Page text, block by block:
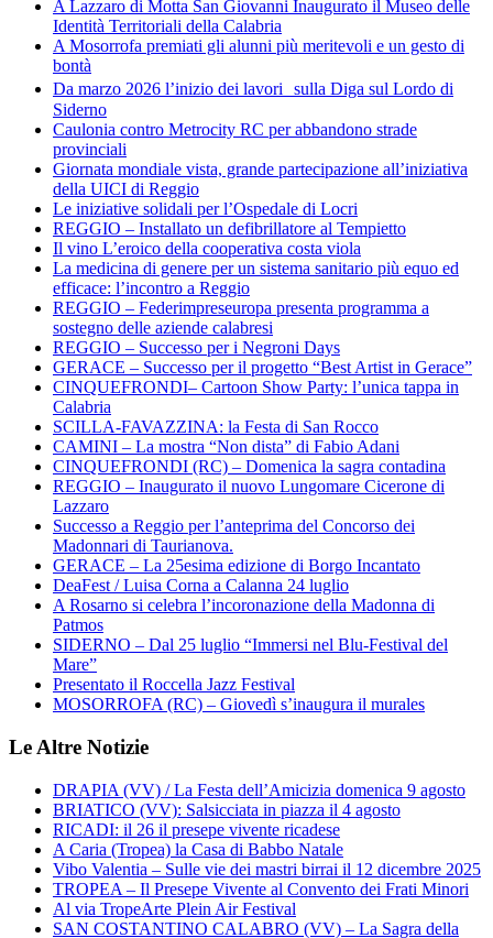
A Lazzaro di Motta San Giovanni Inaugurato il Museo delle
Identità Territoriali della Calabria
A Mosorrofa premiati gli alunni più meritevoli e un gesto di
bontà
Da marzo 2026 l’inizio dei lavori sulla Diga sul Lordo di
Siderno
Caulonia contro Metrocity RC per abbandono strade
provinciali
Giornata mondiale vista, grande partecipazione all’iniziativa
della UICI di Reggio
Le iniziative solidali per l’Ospedale di Locri
REGGIO – Installato un defibrillatore al Tempietto
Il vino L’eroico della cooperativa costa viola
La medicina di genere per un sistema sanitario più equo ed
efficace: l’incontro a Reggio
REGGIO – Federimpreseuropa presenta programma a
sostegno delle aziende calabresi
REGGIO – Successo per i Negroni Days
GERACE – Successo per il progetto “Best Artist in Gerace”
CINQUEFRONDI– Cartoon Show Party: l’unica tappa in
Calabria
SCILLA-FAVAZZINA: la Festa di San Rocco
CAMINI – La mostra “Non dista” di Fabio Adani
CINQUEFRONDI (RC) – Domenica la sagra contadina
REGGIO – Inaugurato il nuovo Lungomare Cicerone di
Lazzaro
Successo a Reggio per l’anteprima del Concorso dei
Madonnari di Taurianova.
GERACE – La 25esima edizione di Borgo Incantato
DeaFest / Luisa Corna a Calanna 24 luglio
A Rosarno si celebra l’incoronazione della Madonna di
Patmos
SIDERNO – Dal 25 luglio “Immersi nel Blu-Festival del
Mare”
Presentato il Roccella Jazz Festival
MOSORROFA (RC) – Giovedì s’inaugura il murales
Le Altre Notizie
DRAPIA (VV) / La Festa dell’Amicizia domenica 9 agosto
BRIATICO (VV): Salsicciata in piazza il 4 agosto
RICADI: il 26 il presepe vivente ricadese
A Caria (Tropea) la Casa di Babbo Natale
Vibo Valentia – Sulle vie dei mastri birrai il 12 dicembre 2025
TROPEA – Il Presepe Vivente al Convento dei Frati Minori
Al via TropeArte Plein Air Festival
SAN COSTANTINO CALABRO (VV) – La Sagra della